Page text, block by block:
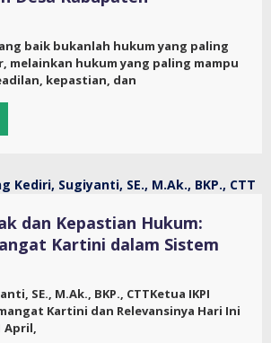
baik bukanlah hukum yang paling
melainkan hukum yang paling mampu
kepastian, dan
dan Kepastian Hukum:
Kartini dalam Sistem
SE., M.Ak., BKP., CTTKetua IKPI
Kartini dan Relevansinya Hari Ini
April,